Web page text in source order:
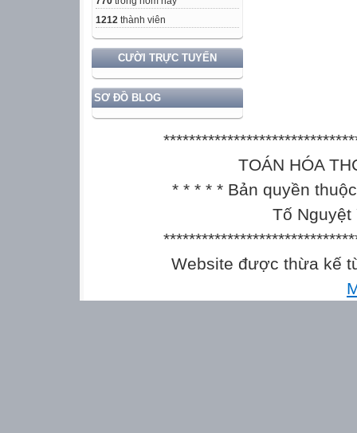
1212 thành viên
CƯỜI TRỰC TUYẾN
SƠ ĐỒ BLOG
TOÁN HÓA
* * * * * Bản quyền
Tố Nguyệt
Website được thừa kế